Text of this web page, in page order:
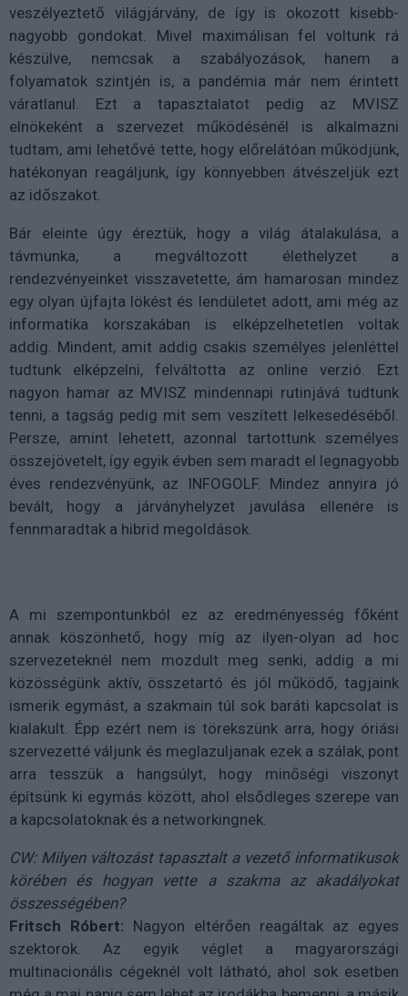
veszélyeztető világjárvány, de így is okozott kisebb-
nagyobb gondokat. Mivel maximálisan fel voltunk rá
készülve, nemcsak a szabályozások, hanem a
folyamatok szintjén is, a pandémia már nem érintett
váratlanul. Ezt a tapasztalatot pedig az MVISZ
elnökeként a szervezet működésénél is alkalmazni
tudtam, ami lehetővé tette, hogy előrelátóan működjünk,
hatékonyan reagáljunk, így könnyebben átvészeljük ezt
az időszakot.
Bár eleinte úgy éreztük, hogy a világ átalakulása, a
távmunka, a megváltozott élethelyzet a
rendezvényeinket visszavetette, ám hamarosan mindez
egy olyan újfajta lökést és lendületet adott, ami még az
informatika korszakában is elképzelhetetlen voltak
addig. Mindent, amit addig csakis személyes jelenléttel
tudtunk elképzelni, felváltotta az online verzió. Ezt
nagyon hamar az MVISZ mindennapi rutinjává tudtunk
tenni, a tagság pedig mit sem veszített lelkesedéséből.
Persze, amint lehetett, azonnal tartottunk személyes
összejövetelt, így egyik évben sem maradt el legnagyobb
éves rendezvényünk, az INFOGOLF. Mindez annyira jó
bevált, hogy a járványhelyzet javulása ellenére is
fennmaradtak a hibrid megoldások.
A mi szempontunkból ez az eredményesség főként
annak köszönhető, hogy míg az ilyen-olyan ad hoc
szervezeteknél nem mozdult meg senki, addig a mi
közösségünk aktív, összetartó és jól működő, tagjaink
ismerik egymást, a szakmain túl sok baráti kapcsolat is
kialakult. Épp ezért nem is törekszünk arra, hogy óriási
szervezetté váljunk és meglazuljanak ezek a szálak, pont
arra tesszük a hangsúlyt, hogy minőségi viszonyt
építsünk ki egymás között, ahol elsődleges szerepe van
a kapcsolatoknak és a networkingnek.
CW: Milyen változást tapasztalt a vezető informatikusok
körében és hogyan vette a szakma az akadályokat
összességében?
Fritsch Róbert: Nagyon eltérően reagáltak az egyes
szektorok. Az egyik véglet a magyarországi
multinacionális cégeknél volt látható, ahol sok esetben